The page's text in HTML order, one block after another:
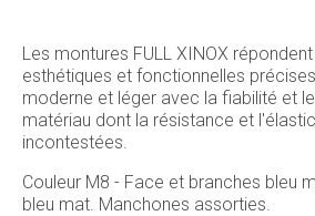
Les montures FULL XINOX
esthétiques et fonctionnelles
moderne et léger avec la fiabilité et
matériau dont la résistance et
incontestées.
Couleur M8 - Face et branches bleu
bleu mat. Manchones assorties.